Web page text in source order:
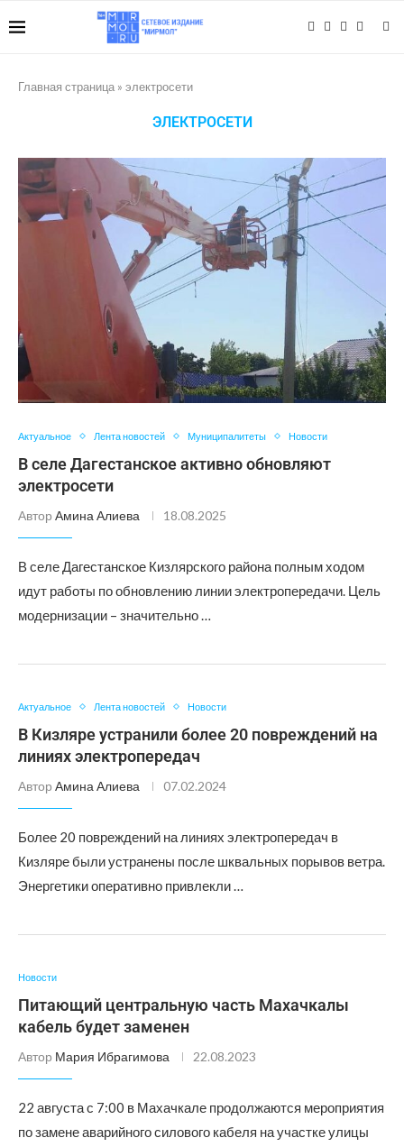
Главная страница » электросети
ЭЛЕКТРОСЕТИ
Актуальное Лента новостей Муниципалитеты Новости
В селе Дагестанское активно обновляют
электросети
Автор Амина Алиева 18.08.2025
В селе Дагестанское Кизлярского района полным ходом
идут работы по обновлению линии электропередачи. Цель
модернизации – значительно …
Актуальное Лента новостей Новости
В Кизляре устранили более 20 повреждений на
линиях электропередач
Автор Амина Алиева 07.02.2024
Более 20 повреждений на линиях электропередач в
Кизляре были устранены после шквальных порывов ветра.
Энергетики оперативно привлекли …
Новости
Питающий центральную часть Махачкалы
кабель будет заменен
Автор Мария Ибрагимова 22.08.2023
22 августа с 7:00 в Махачкале продолжаются мероприятия
по замене аварийного силового кабеля на участке улицы